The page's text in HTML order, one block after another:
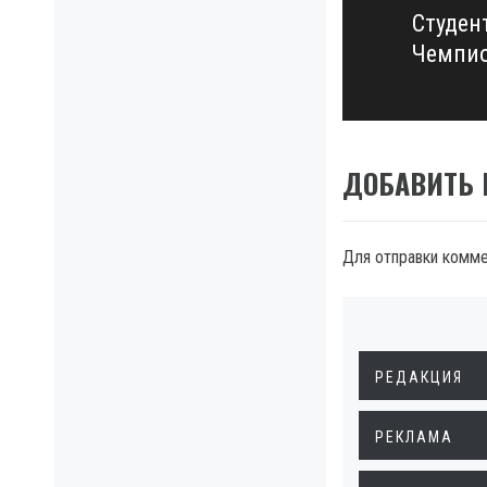
Next
post:
ДОБАВИТЬ
Для отправки
РЕДАКЦИЯ
РЕКЛАМА